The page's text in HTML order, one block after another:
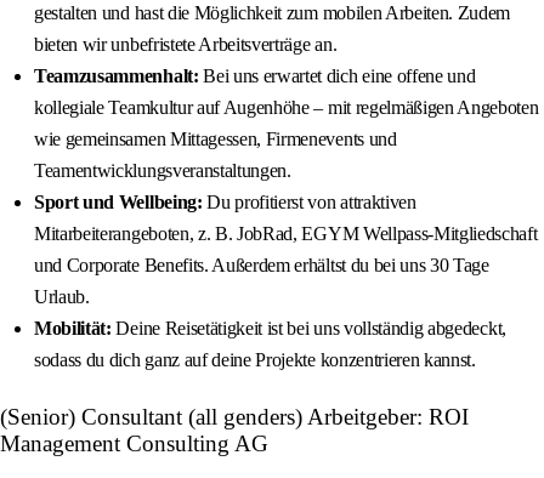
gestalten und hast die Möglichkeit zum mobilen Arbeiten. Zudem
bieten wir unbefristete Arbeitsverträge an.
Teamzusammenhalt: Bei uns erwartet dich eine offene und
kollegiale Teamkultur auf Augenhöhe – mit regelmäßigen Angeboten
wie gemeinsamen Mittagessen, Firmenevents und
Teamentwicklungsveranstaltungen.
Sport und Wellbeing: Du profitierst von attraktiven
Mitarbeiterangeboten, z. B. JobRad, EGYM Wellpass-Mitgliedschaft
und Corporate Benefits. Außerdem erhältst du bei uns 30 Tage
Urlaub.
Mobilität: Deine Reisetätigkeit ist bei uns vollständig abgedeckt,
sodass du dich ganz auf deine Projekte konzentrieren kannst.
(Senior) Consultant (all genders) Arbeitgeber: ROI
Management Consulting AG